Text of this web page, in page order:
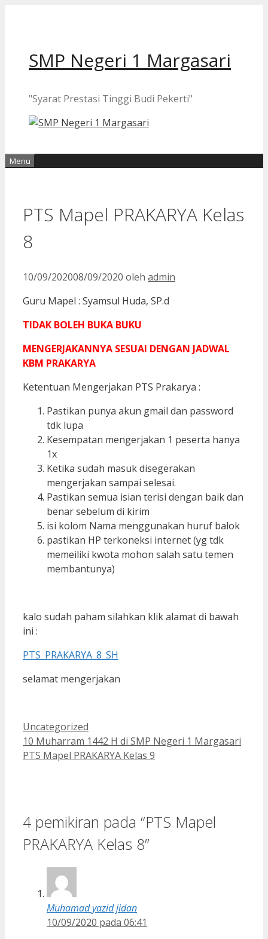
SMP Negeri 1 Margasari
"Syarat Prestasi Tinggi Budi Pekerti"
Menu
PTS Mapel PRAKARYA Kelas
8
10/09/202008/09/2020 oleh admin
Guru Mapel : Syamsul Huda, SP.d
TIDAK BOLEH BUKA BUKU
MENGERJAKANNYA SESUAI DENGAN JADWAL
KBM PRAKARYA
Ketentuan Mengerjakan PTS Prakarya :
Pastikan punya akun gmail dan password
tdk lupa
Kesempatan mengerjakan 1 peserta hanya
1x
Ketika sudah masuk disegerakan
mengerjakan sampai selesai.
Pastikan semua isian terisi dengan baik dan
benar sebelum di kirim
isi kolom Nama menggunakan huruf balok
pastikan HP terkoneksi internet (yg tdk
memeiliki kwota mohon salah satu temen
membantunya)
kalo sudah paham silahkan klik alamat di bawah
ini :
PTS_PRAKARYA_8_SH
selamat mengerjakan
Kategori
Uncategorized
10 Muharram 1442 H di SMP Negeri 1 Margasari
PTS Mapel PRAKARYA Kelas 9
4 pemikiran pada “PTS Mapel
PRAKARYA Kelas 8”
Muhamad yazid jidan
10/09/2020 pada 06:41